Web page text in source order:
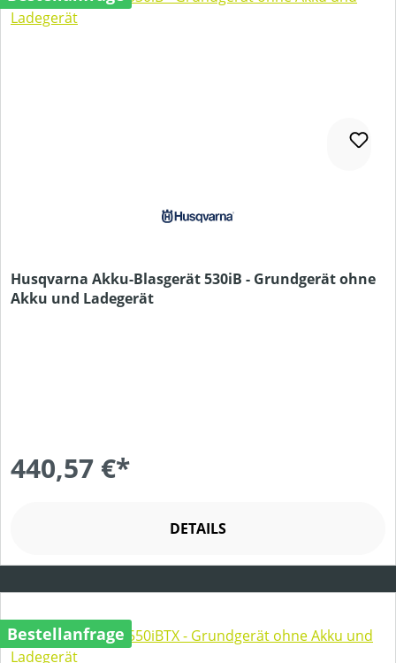
Husqvarna Akku-Blasgerät 530iB - Grundgerät ohne
Akku und Ladegerät
440,57 €*
DETAILS
Bestellanfrage